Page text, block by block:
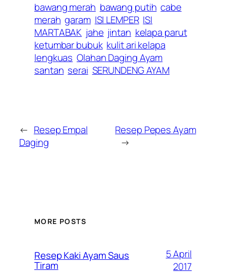
bawang merah bawang putih cabe
merah garam ISI LEMPER ISI
MARTABAK jahe jintan kelapa parut
ketumbar bubuk kulit ari kelapa
lengkuas Olahan Daging Ayam
santan serai SERUNDENG AYAM
← Resep Empal
Daging
Resep Pepes Ayam
→
MORE POSTS
Resep Kaki Ayam Saus
Tiram
5 April
2017